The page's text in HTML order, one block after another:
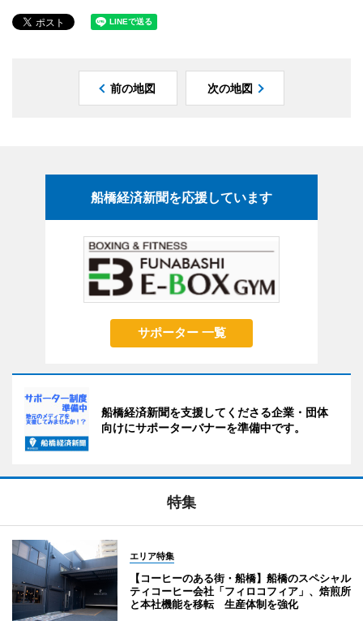
前の地図 次の地図
船橋経済新聞を応援しています
サポーター 一覧
船橋経済新聞を支援してくださる企業・団体
向けにサポーターバナーを準備中です。
特集
エリア特集
【コーヒーのある街・船橋】船橋のスペシャル
ティコーヒー会社「フィロコフィア」、焙煎所
と本社機能を移転 生産体制を強化